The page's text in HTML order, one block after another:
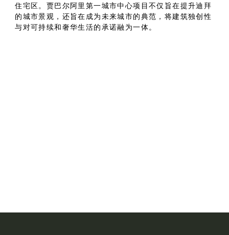
住宅区。贾巴尔阿里第一城市中心项目不仅旨在提升迪拜
的城市景观，还旨在成为未来城市的典范，将建筑独创性
与对可持续和奢华生活的承诺融为一体。